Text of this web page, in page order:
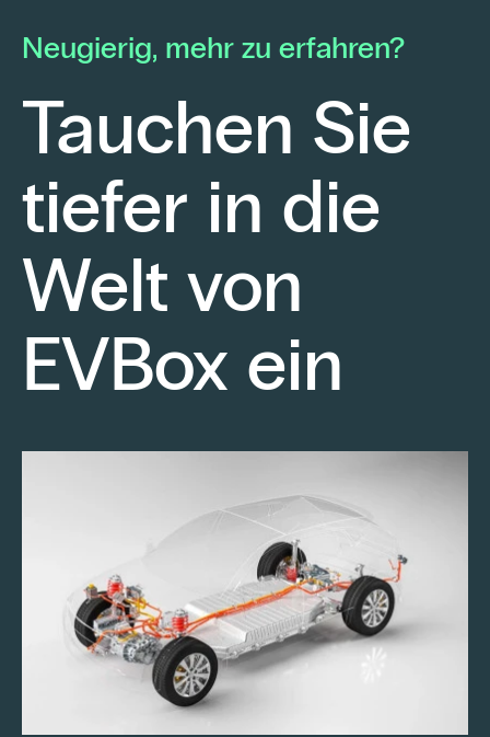
– mit einer klaren Überzeugung: seinen
Kunden modernste technologische Lösungen
anzubieten.
Weiterlesen
Neugierig, mehr zu erfahren?
Tauchen Sie
tiefer in die
Welt von
EVBox ein